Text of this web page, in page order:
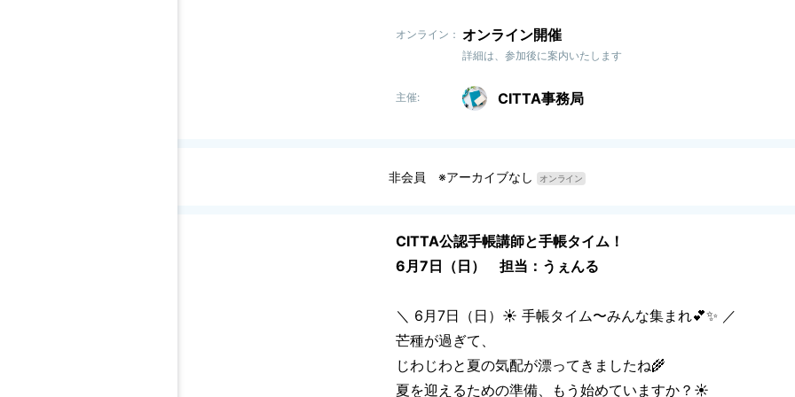
オンライン： オンライン開催
詳細は、参加後に案内いたします
主催: CITTA事務局
非会員 ※アーカイブなし オンライン
CITTA公認手帳講師と手帳タイム！
6月7日（日） 担当：うぇんる
＼ 6月7日（日）☀️ 手帳タイム〜みんな集まれ💕✨ ／
芒種が過ぎて、
じわじわと夏の気配が漂ってきましたね🌾
夏を迎えるための準備、もう始めていますか？☀️